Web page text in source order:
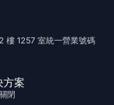
方案
閉
樓 1257 室統一營業號碼